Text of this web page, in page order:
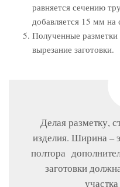
равняется сечению
добавляется 15 мм на
Полученные
вырезание заготовки.
Делая разметку,
изделия. Ширина –
полтора
заготовки